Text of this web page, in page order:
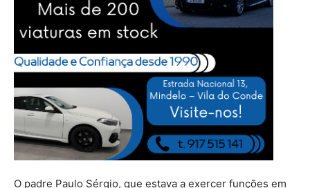
O padre Paulo Sérgio, que estava a exercer funções em